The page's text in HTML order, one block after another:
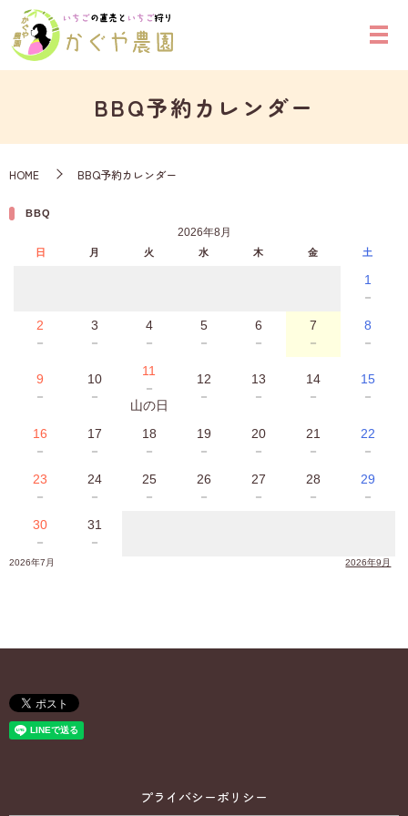
BBQ予約カレンダー
HOME BBQ予約カレンダー
BBQ
2026年8月
日 月 火 水 木 金 土
1
－
2
－
3
－
4
－
5
－
6
－
7
－
8
－
9
－
10
－
11
－
山の日
12
－
13
－
14
－
15
－
16
－
17
－
18
－
19
－
20
－
21
－
22
－
23
－
24
－
25
－
26
－
27
－
28
－
29
－
30
－
31
－
2026年7月 2026年9月
プライバシーポリシー